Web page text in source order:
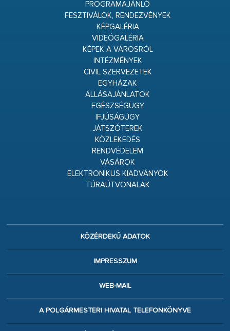
PROGRAMAJÁNLÓ
FESZTIVÁLOK, RENDEZVÉNYEK
KÉPGALÉRIA
VIDEÓGALÉRIA
KÉPEK A VÁROSRÓL
INTÉZMÉNYEK
CIVIL SZERVEZETEK
EGYHÁZAK
ÁLLÁSAJÁNLATOK
EGÉSZSÉGÜGY
IFJÚSÁGÜGY
JÁTSZÓTEREK
KÖZLEKEDÉS
RENDVÉDELEM
VÁSÁROK
ELEKTRONIKUS KIADVÁNYOK
TÚRAÚTVONALAK
KÖZÉRDEKŰ ADATOK
IMPRESSZUM
WEB-MAIL
A POLGÁRMESTERI HIVATAL TELEFONKÖNYVE